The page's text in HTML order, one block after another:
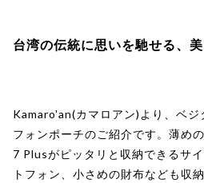
台湾の伝統に思いを馳せる、
Kamaro'an(カマロアン)より、ベジ
フォンポーチのご紹介です。薄め
7 Plusがピッタリと収納できるサ
トフォン、小さめの財布なども収